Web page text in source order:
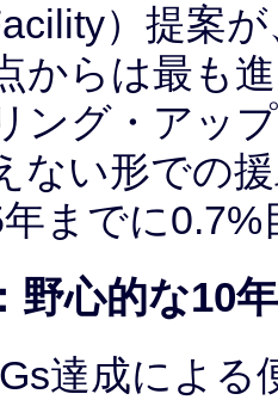
）提案
からは最も
ング・アッ
ない形での
までに
野心的な10
達成によ